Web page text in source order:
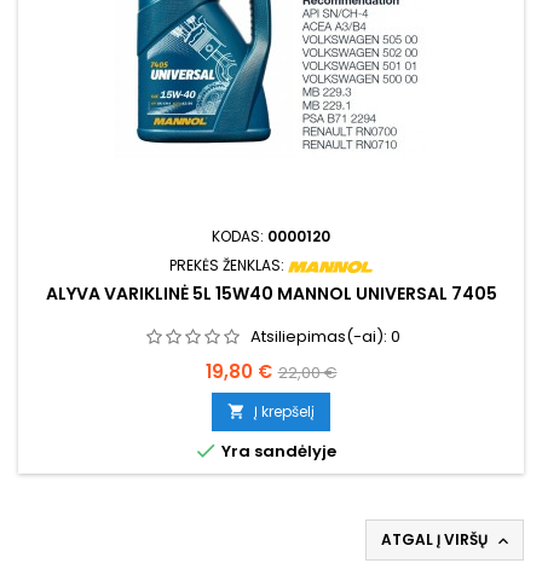
KODAS: 0000120
PREKĖS ŽENKLAS:
ALYVA VARIKLINĖ 5L 15W40 MANNOL UNIVERSAL 7405
Atsiliepimas(-ai): 0
Kaina
19,80 € Bazinė
kaina
22,00 €
 Į krepšelį
 Yra sandėlyje
ATGAL Į VIRŠŲ 